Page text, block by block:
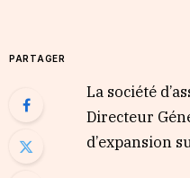
PARTAGER
La société
Directeur
d’expansion